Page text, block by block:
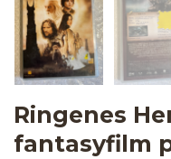
Ringenes
fantasyfilm